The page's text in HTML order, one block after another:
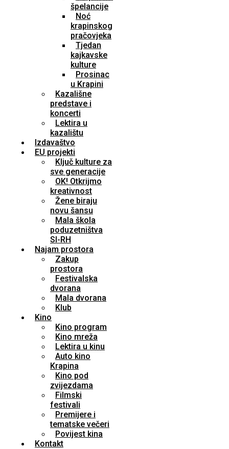
špelancije
Noć
krapinskog
pračovjeka
Tjedan
kajkavske
kulture
Prosinac
u Krapini
Kazališne
predstave i
koncerti
Lektira u
kazalištu
Izdavaštvo
EU projekti
Ključ kulture za
sve generacije
OK! Otkrijmo
kreativnost
Žene biraju
novu šansu
Mala škola
poduzetništva
SI-RH
Najam prostora
Zakup
prostora
Festivalska
dvorana
Mala dvorana
Klub
Kino
Kino program
Kino mreža
Lektira u kinu
Auto kino
Krapina
Kino pod
zvijezdama
Filmski
festivali
Premijere i
tematske večeri
Povijest kina
Kontakt